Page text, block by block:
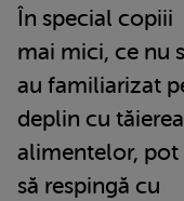
În special copiii
mai mici, ce nu
au familiarizat
deplin cu tăierea
alimentelor, pot
să respingă cu